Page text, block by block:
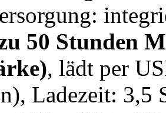
50 Stunden
, lädt per
Ladezeit: 3,5